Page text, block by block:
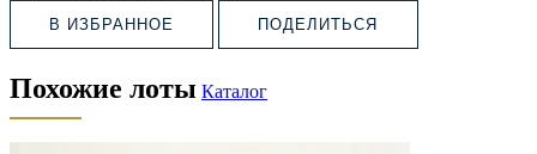
В ИЗБРАННОЕ ПОДЕЛИТЬСЯ
Похожие лоты Каталог